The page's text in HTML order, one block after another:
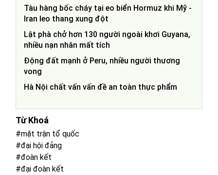
Tàu hàng bốc cháy tại eo biển Hormuz khi Mỹ -
Iran leo thang xung đột
Lật phà chở hơn 130 người ngoài khơi Guyana,
nhiều nạn nhân mất tích
Động đất mạnh ở Peru, nhiều người thương
vong
Hà Nội chất vấn vấn đề an toàn thực phẩm
Từ Khoá
#mặt trận tổ quốc
#đại hội đảng
#đoàn kết
#đại đoàn kết